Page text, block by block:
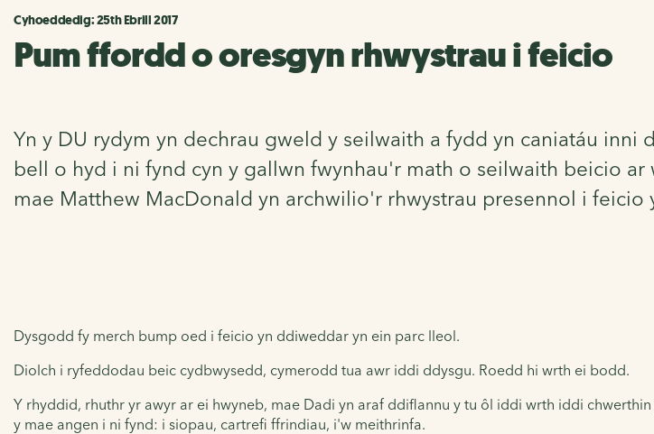
Cyhoeddedig: 25th Ebrill 2017
Pum ffordd o oresgyn rhwystrau i feicio
Yn y DU rydym yn dechrau gweld y seilwaith a fydd yn caniatáu
bell o hyd i ni fynd cyn y gallwn fwynhau'r math o seilwaith beicio
mae Matthew MacDonald yn archwilio'r rhwystrau presennol i
Dysgodd fy merch bump oed i feicio yn ddiweddar yn ein parc lleol.
Diolch i ryfeddodau beic cydbwysedd, cymerodd tua awr iddi ddysgu. Roedd hi wrth ei bodd.
Y rhyddid, rhuthr yr awyr ar ei hwyneb, mae Dadi yn araf ddiflannu y tu ôl iddi wrth iddi
y mae angen i ni fynd: i siopau, cartrefi ffrindiau, i'w meithrinfa.